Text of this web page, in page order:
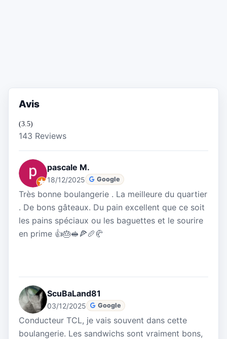
Avis
(3.5)
143 Reviews
pascale M.
18/12/2025 Google
Très bonne boulangerie . La meilleure du quartier
. De bons gâteaux. Du pain excellent que ce soit
les pains spéciaux ou les baguettes et le sourire
en prime 👍🎂🥪🍕🥖🥐
ScuBaLand81
03/12/2025 Google
Conducteur TCL, je vais souvent dans cette
boulangerie. Les sandwichs sont vraiment bons,